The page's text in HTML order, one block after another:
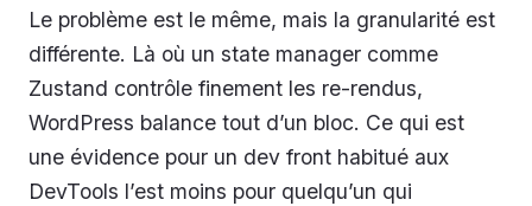
Le problème est le même, mais la granularité est
différente. Là où un state manager comme
Zustand contrôle finement les re-rendus,
WordPress balance tout d’un bloc. Ce qui est
une évidence pour un dev front habitué aux
DevTools l’est moins pour quelqu’un qui